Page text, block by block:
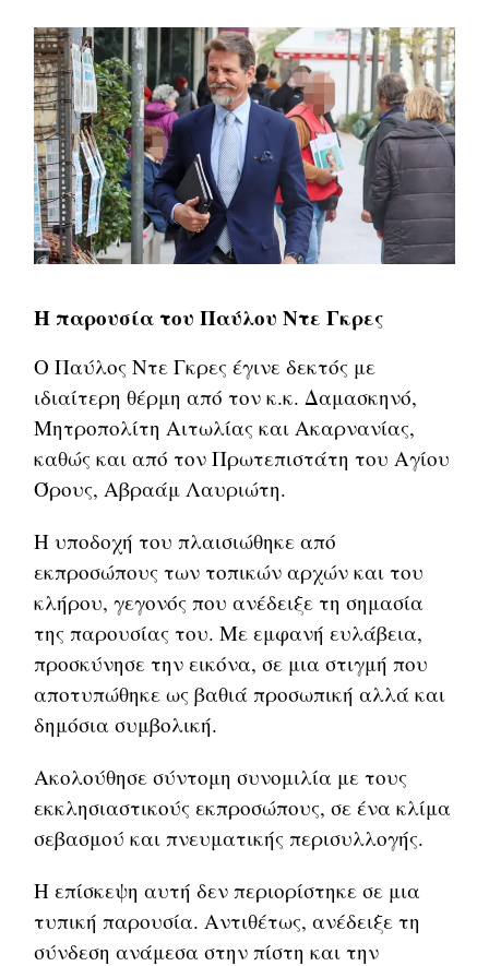
Η παρουσία του Παύλου Ντε Γκρες
Ο Παύλος Ντε Γκρες έγινε δεκτός με
ιδιαίτερη θέρμη από τον κ.κ. Δαμασκηνό,
Μητροπολίτη Αιτωλίας και Ακαρνανίας,
καθώς και από τον Πρωτεπιστάτη του Αγίου
Όρους, Αβραάμ Λαυριώτη.
Η υποδοχή του πλαισιώθηκε από
εκπροσώπους των τοπικών αρχών και του
κλήρου, γεγονός που ανέδειξε τη σημασία
της παρουσίας του. Με εμφανή ευλάβεια,
προσκύνησε την εικόνα, σε μια στιγμή που
αποτυπώθηκε ως βαθιά προσωπική αλλά και
δημόσια συμβολική.
Ακολούθησε σύντομη συνομιλία με τους
εκκλησιαστικούς εκπροσώπους, σε ένα κλίμα
σεβασμού και πνευματικής περισυλλογής.
Η επίσκεψη αυτή δεν περιορίστηκε σε μια
τυπική παρουσία. Αντιθέτως, ανέδειξε τη
σύνδεση ανάμεσα στην πίστη και την